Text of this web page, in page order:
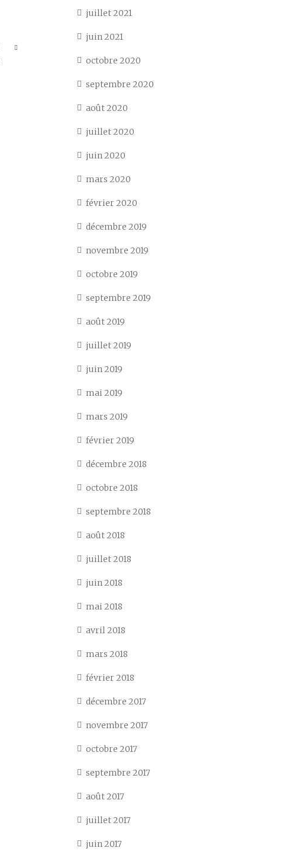
juillet 2021
juin 2021
octobre 2020
septembre 2020
août 2020
juillet 2020
juin 2020
mars 2020
février 2020
décembre 2019
novembre 2019
octobre 2019
septembre 2019
août 2019
juillet 2019
juin 2019
mai 2019
mars 2019
février 2019
décembre 2018
octobre 2018
septembre 2018
août 2018
juillet 2018
juin 2018
mai 2018
avril 2018
mars 2018
février 2018
décembre 2017
novembre 2017
octobre 2017
septembre 2017
août 2017
juillet 2017
juin 2017